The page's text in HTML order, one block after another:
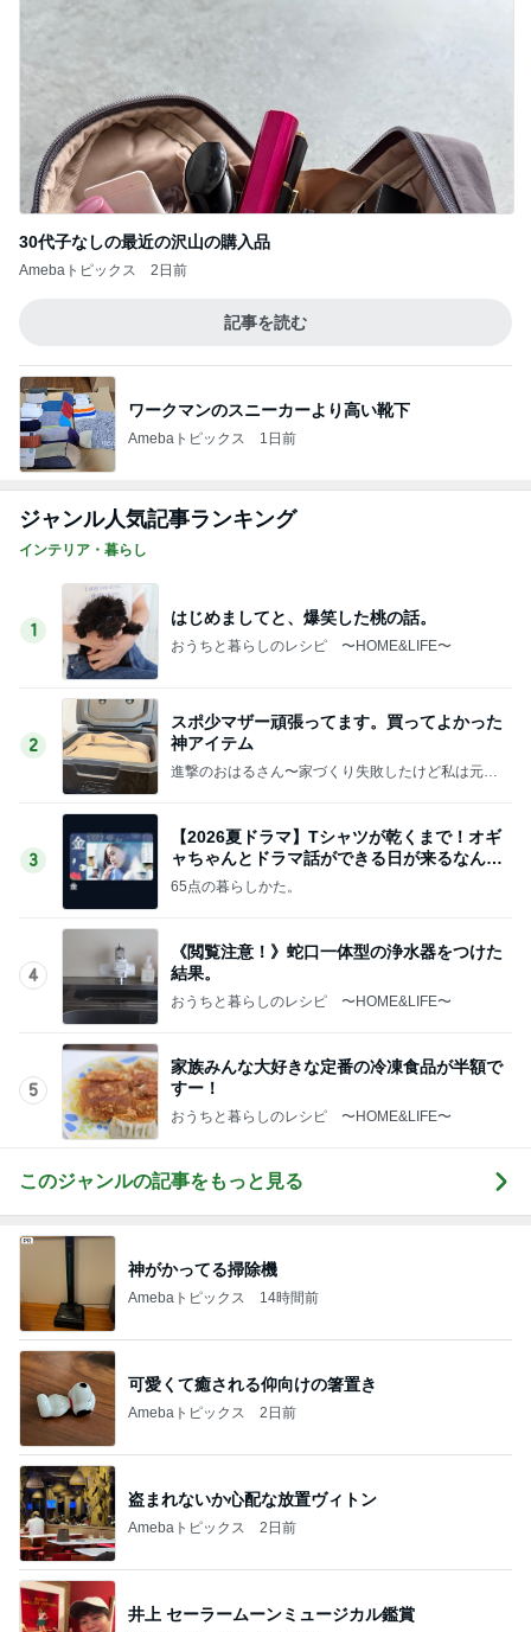
30代子なしの最近の沢山の購入品
Amebaトピックス 2日前
記事を読む
ワークマンのスニーカーより高い靴下
Amebaトピックス 1日前
ジャンル人気記事ランキング
インテリア・暮らし
1
はじめましてと、爆笑した桃の話。
おうちと暮らしのレシピ 〜HOME&LIFE〜
2
スポ少マザー頑張ってます。買ってよかった
神アイテム
進撃のおはるさん〜家づくり失敗したけど私は元気
3
【2026夏ドラマ】Tシャツが乾くまで！オギ
ャちゃんとドラマ話ができる日が来るなん
て！
65点の暮らしかた。
4
《閲覧注意！》蛇口一体型の浄水器をつけた
結果。
おうちと暮らしのレシピ 〜HOME&LIFE〜
5
家族みんな大好きな定番の冷凍食品が半額で
すー！
おうちと暮らしのレシピ 〜HOME&LIFE〜
このジャンルの記事をもっと見る
神がかってる掃除機
Amebaトピックス 14時間前
可愛くて癒される仰向けの箸置き
Amebaトピックス 2日前
盗まれないか心配な放置ヴィトン
Amebaトピックス 2日前
井上 セーラームーンミュージカル鑑賞